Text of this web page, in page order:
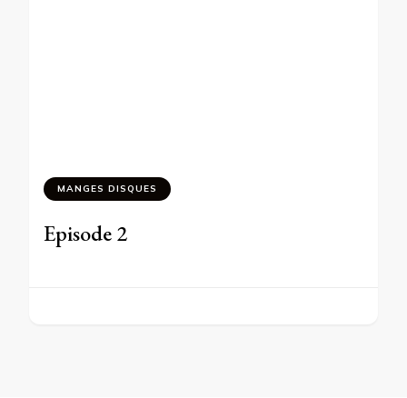
MANGES DISQUES
Episode 2